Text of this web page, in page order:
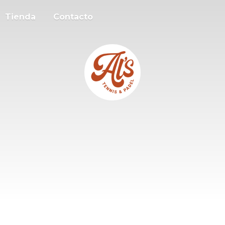
Tienda Contacto